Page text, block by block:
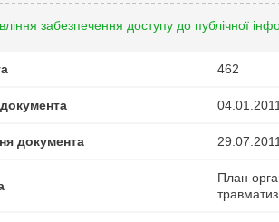
забезпечення доступу до публічної
462
документа
План